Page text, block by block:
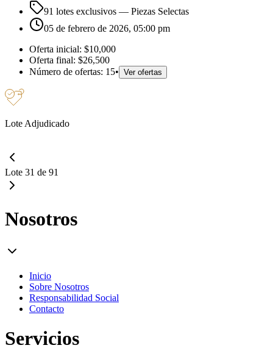
91 lotes exclusivos — Piezas Selectas
05 de febrero de 2026, 05:00 pm
Oferta inicial: $10,000
Oferta final: $26,500
Número de ofertas: 15• Ver ofertas
Lote Adjudicado
Lote 31 de 91
Nosotros
Inicio
Sobre Nosotros
Responsabilidad Social
Contacto
Servicios